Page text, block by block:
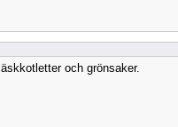
och grönsaker.